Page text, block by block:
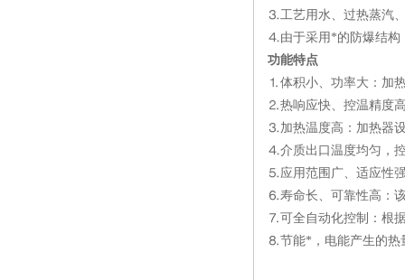
⒊工艺用水、过热蒸汽
⒋由于采用*的防爆结构
功能特点
⒈体积小、功率大：加
⒉热响应快、控温精度
⒊加热温度高：加热器
⒋介质出口温度均匀，
⒌应用范围广、适应性
⒍寿命长、可靠性高：
⒎可全自动化控制：根
⒏节能*，电能产生的热